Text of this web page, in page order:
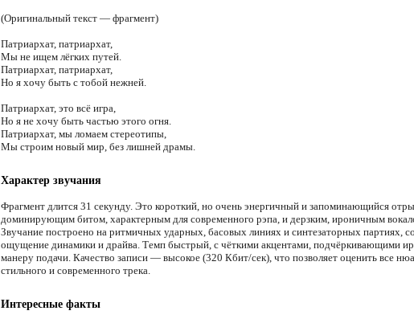
(Оригинальный текст — фрагмент)
Патриархат, патриархат,
Мы не ищем лёгких путей.
Патриархат, патриархат,
Но я хочу быть с тобой нежней.
Патриархат, это всё игра,
Но я не хочу быть частью этого огня.
Патриархат, мы ломаем стереотипы,
Мы строим новый мир, без лишней драмы.
Характер звучания
Фрагмент длится 31 секунду. Это короткий, но очень энергичный и запоминающийся
доминирующим битом, характерным для современного рэпа, и дерзким, ироничным
Звучание построено на ритмичных ударных, басовых линиях и синтезаторных партиях,
ощущение динамики и драйва. Темп быстрый, с чёткими акцентами, подчёркивающими
манеру подачи. Качество записи — высокое (320 Кбит/сек), что позволяет оценить все
стильного и современного трека.
Интересные факты